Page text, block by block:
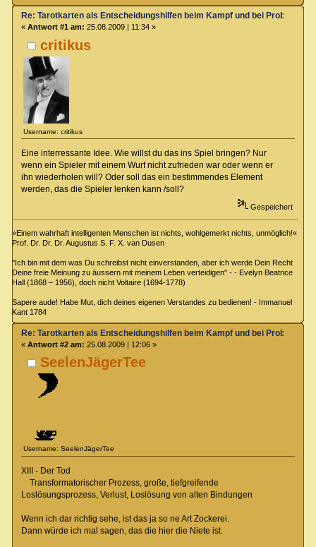
critikus
Username: critikus
Re: Tarotkarten als Entscheidungshilfen beim Kampf und bei Proben
« Antwort #1 am: 25.08.2009 | 11:34 »
Eine interressante Idee. Wie willst du das ins Spiel bringen? Nur
wenn ein Spieler mit einem Wurf nicht zufrieden war oder wenn er
ihn wiederholen will? Oder soll das ein bestimmendes Element
werden, das die Spieler lenken kann /soll?
Gespeichert
»Einem wahrhaft intelligenten Menschen ist nichts, wohlgemerkt nichts, unmöglich!«
Prof. Dr. Dr. Dr. Augustus S. F. X. van Dusen
"Ich bin mit dem was Du schreibst nicht einverstanden, aber ich werde Dein Recht
Deine freie Meinung zu äussern mit meinem Leben verteidigen" - - Evelyn Beatrice
Hall (1868 – 1956), doch nicht Voltaire (1694-1778)
Sapere aude! Habe Mut, dich deines eigenen Verstandes zu bedienen! - Immanuel
Kant 1784
SeelenJägerTee
Username: SeelenJägerTee
Re: Tarotkarten als Entscheidungshilfen beim Kampf und bei Proben
« Antwort #2 am: 25.08.2009 | 12:06 »
XIII - Der Tod
Transformatorischer Prozess, große, tiefgreifende
Loslösungsprozess, Verlust, Loslösung von alten Bindungen
Wenn ich dar richtig sehe, ist das ja so ne Art Zockerei.
Dann würde ich mal sagen, das die hier die Niete ist.